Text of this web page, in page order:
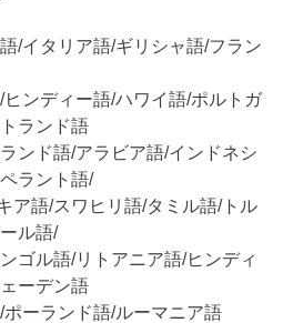
/イタリア語/ギリシャ語/フラン
ンディー語/ハワイ語/ポルトガ
ランド語
ンド語/アラビア語/インドネシ
ラント語/
ア語/スワヒリ語/タミル語/トル
ル語/
ゴル語/リトアニア語/ヒンディ
ーデン語
ーランド語/ルーマニア語